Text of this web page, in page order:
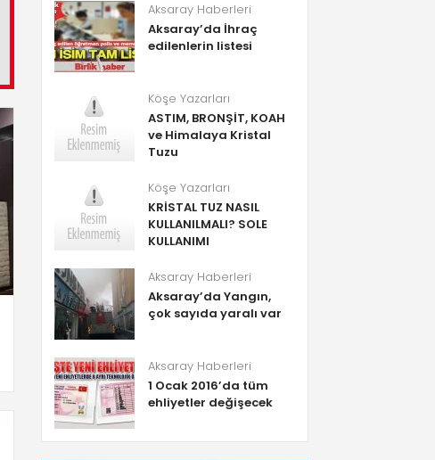
Aksaray Haberleri
Aksaray’da İhraç
edilenlerin listesi
Köşe Yazarları
ASTIM, BRONŞİT, KOAH
ve Himalaya Kristal
Tuzu
Köşe Yazarları
KRİSTAL TUZ NASIL
KULLANILMALI? SOLE
KULLANIMI
Aksaray Haberleri
Aksaray’da Yangın,
çok sayıda yaralı var
Aksaray Haberleri
1 Ocak 2016’da tüm
ehliyetler değişecek